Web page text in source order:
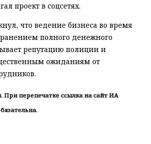
проект в соцсетях.
что ведение бизнеса во время
полного денежного
репутацию полиции и
ожиданиям от
перепечатке ссылка на сайт ИА